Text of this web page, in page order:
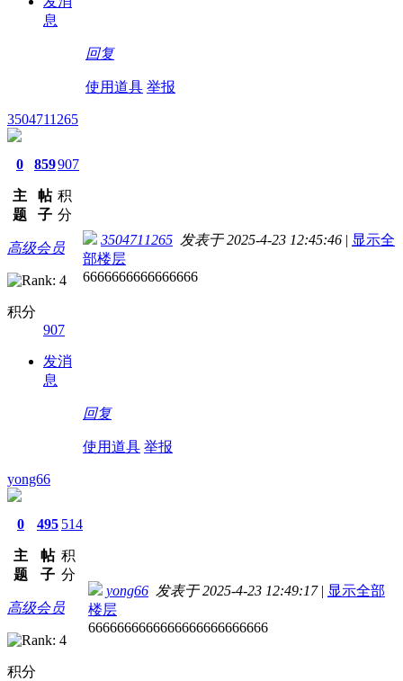
息
回复
使用道具 举报
3504711265
0
主
题
859
帖
子
907
积
分
高级会员
积分
907
发消
息
3504711265 发表于 2025-4-23 12:45:46 | 显示全
部楼层
6666666666666666
回复
使用道具 举报
yong66
0
主
题
495
帖
子
514
积
分
高级会员
积分
yong66 发表于 2025-4-23 12:49:17 | 显示全部
楼层
6666666666666666666666666